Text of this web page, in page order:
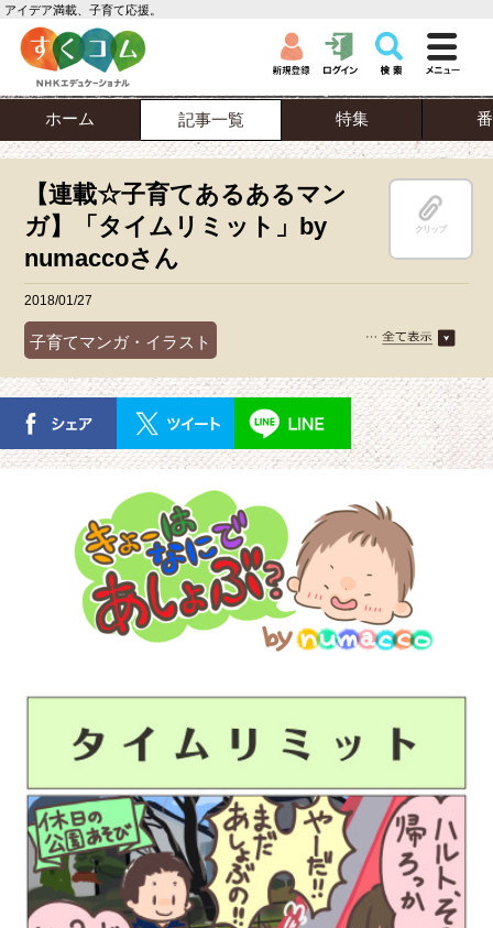
アイデア満載、子育て応援。
ホーム 記事一覧 特集
【連載☆子育てあるあるマン
ガ】「タイムリミット」by
numaccoさん
クリップ
2018/01/27
子育てマンガ・イラスト